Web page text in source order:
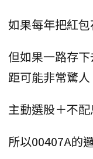
如果每年把紅包
但如果一路存
距可能非常驚人
主動選股＋不
所以00407A的